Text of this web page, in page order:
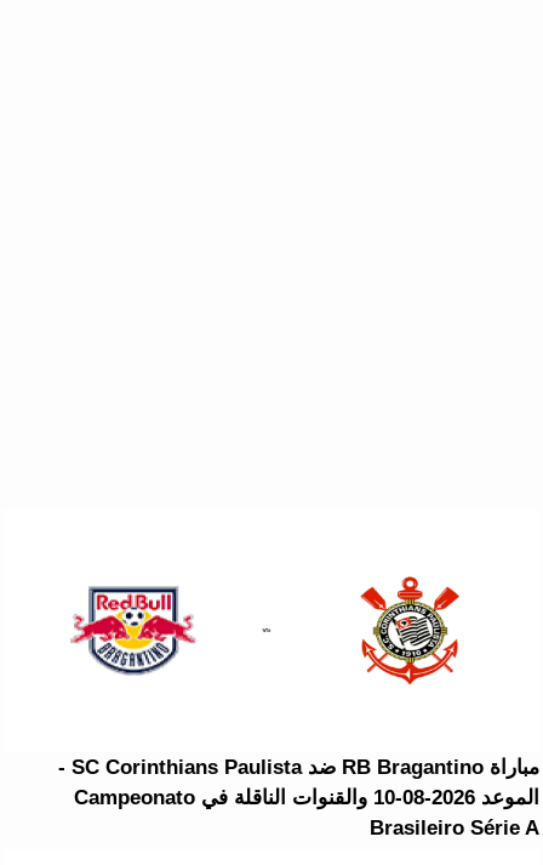
مباراة RB Bragantino ضد SC Corinthians Paulista -
الموعد 2026-08-10 والقنوات الناقلة في Campeonato
Brasileiro Série A